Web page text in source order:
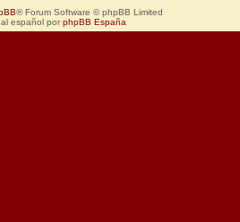
® Forum Software © phpBB Limited
español por phpBB España